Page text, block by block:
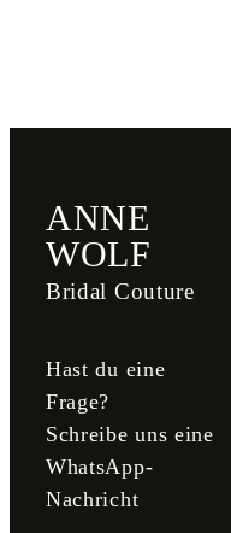
ANNE
WOLF
Bridal Couture
Hast du eine
Frage?
Schreibe uns eine
WhatsApp-
Nachricht